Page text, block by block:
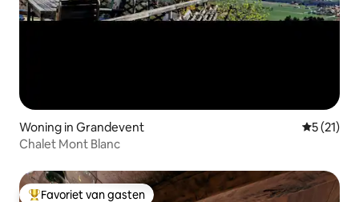
Woning in Grandevent
5 (21)
Chalet Mont Blanc
Favoriet van gasten